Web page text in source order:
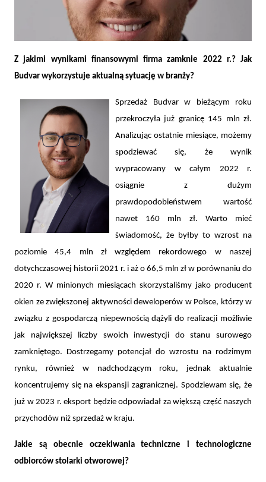
Z jakimi wynikami finansowymi firma zamknie 2022 r.? Jak
Budvar wykorzystuje aktualną sytuację w branży?
Sprzedaż Budvar w bieżącym roku
przekroczyła już granicę 145 mln zł.
Analizując ostatnie miesiące, możemy
spodziewać się, że wynik
wypracowany w całym 2022 r.
osiągnie z dużym
prawdopodobieństwem wartość
nawet 160 mln zł. Warto mieć
świadomość, że byłby to wzrost na
poziomie 45,4 mln zł względem rekordowego w naszej
dotychczasowej historii 2021 r. i aż o 66,5 mln zł w porównaniu do
2020 r. W minionych miesiącach skorzystaliśmy jako producent
okien ze zwiększonej aktywności deweloperów w Polsce, którzy w
związku z gospodarczą niepewnością dążyli do realizacji możliwie
jak największej liczby swoich inwestycji do stanu surowego
zamkniętego. Dostrzegamy potencjał do wzrostu na rodzimym
rynku, również w nadchodzącym roku, jednak aktualnie
koncentrujemy się na ekspansji zagranicznej. Spodziewam się, że
już w 2023 r. eksport będzie odpowiadał za większą część naszych
przychodów niż sprzedaż w kraju.
Jakie są obecnie oczekiwania techniczne i technologiczne
odbiorców stolarki otworowej?